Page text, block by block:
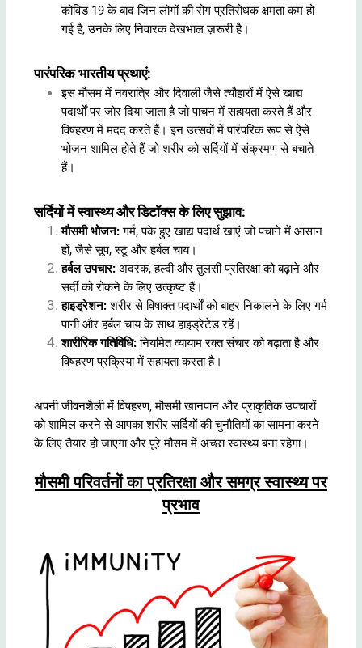
कोविड-19 के बाद जिन लोगों की रोग प्रतिरोधक क्षमता कम हो
गई है, उनके लिए निवारक देखभाल ज़रूरी है।
पारंपरिक भारतीय प्रथाएं:
इस मौसम में नवरात्रि और दिवाली जैसे त्यौहारों में ऐसे खाद्य
पदार्थों पर जोर दिया जाता है जो पाचन में सहायता करते हैं और
विषहरण में मदद करते हैं। इन उत्सवों में पारंपरिक रूप से ऐसे
भोजन शामिल होते हैं जो शरीर को सर्दियों में संक्रमण से बचाते
हैं।
सर्दियों में स्वास्थ्य और डिटॉक्स के लिए सुझाव:
मौसमी भोजन:गर्म, पके हुए खाद्य पदार्थ खाएं जो पचाने में आसान
हों, जैसे सूप, स्टू और हर्बल चाय।
हर्बल उपचार: अदरक, हल्दी और तुलसी प्रतिरक्षा को बढ़ाने और
सर्दी को रोकने के लिए उत्कृष्ट हैं।
हाइड्रेशन:शरीर से विषाक्त पदार्थों को बाहर निकालने के लिए गर्म
पानी और हर्बल चाय के साथ हाइड्रेटेड रहें।
शारीरिक गतिविधि:नियमित व्यायाम रक्त संचार को बढ़ाता है और
विषहरण प्रक्रिया में सहायता करता है।
अपनी जीवनशैली में विषहरण, मौसमी खानपान और प्राकृतिक उपचारों
को शामिल करने से आपका शरीर सर्दियों की चुनौतियों का सामना करने
के लिए तैयार हो जाएगा और पूरे मौसम में अच्छा स्वास्थ्य बना रहेगा।
मौसमी परिवर्तनों का प्रतिरक्षा और समग्र स्वास्थ्य पर
प्रभाव